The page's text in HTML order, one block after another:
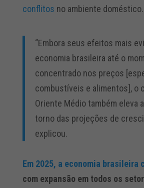
conflitos no ambiente doméstico.
“Embora seus efeitos mais
economia brasileira até o
concentrado nos preços
combustíveis e alimentos], o
Oriente Médio também eleva
torno das projeções de
explicou.
Em 2025, a economia brasileira
com expansão em todos os